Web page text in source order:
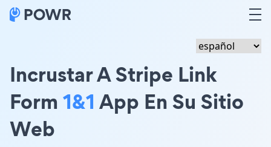
Incrustar A Stripe Link
Form 1&1 App En Su Sitio
Web